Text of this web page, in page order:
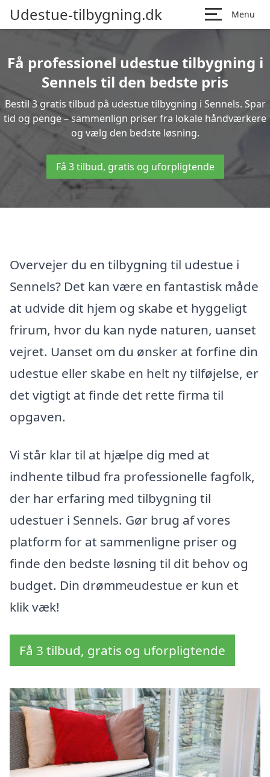
Udestue-tilbygning.dk Menu
Få professionel udestue tilbygning i
Sennels til den bedste pris
Bestil 3 gratis tilbud på udestue tilbygning i Sennels. Spar
tid og penge – sammenlign priser fra lokale håndværkere
og vælg den bedste løsning.
Få 3 tilbud, gratis og uforpligtende
Overvejer du en tilbygning til udestue i
Sennels? Det kan være en fantastisk måde
at udvide dit hjem og skabe et hyggeligt
frirum, hvor du kan nyde naturen, uanset
vejret. Uanset om du ønsker at forfine din
udestue eller skabe en helt ny tilføjelse, er
det vigtigt at finde det rette firma til
opgaven.
Vi står klar til at hjælpe dig med at
indhente tilbud fra professionelle fagfolk,
der har erfaring med tilbygning til
udestuer i Sennels. Gør brug af vores
platform for at sammenligne priser og
finde den bedste løsning til dit behov og
budget. Din drømmeudestue er kun et
klik væk!
Få 3 tilbud, gratis og uforpligtende